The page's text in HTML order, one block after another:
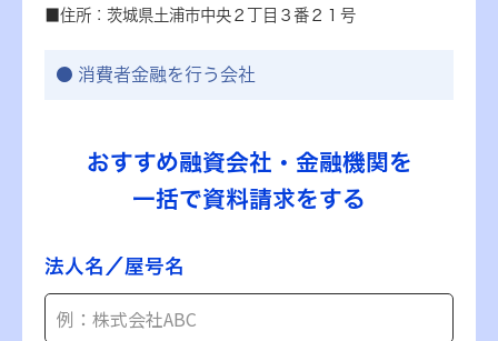
■住所：茨城県土浦市中央２丁目３番２１号
消費者金融を行う会社
おすすめ融資会社・金融機関を
一括で資料請求をする
法人名／屋号名